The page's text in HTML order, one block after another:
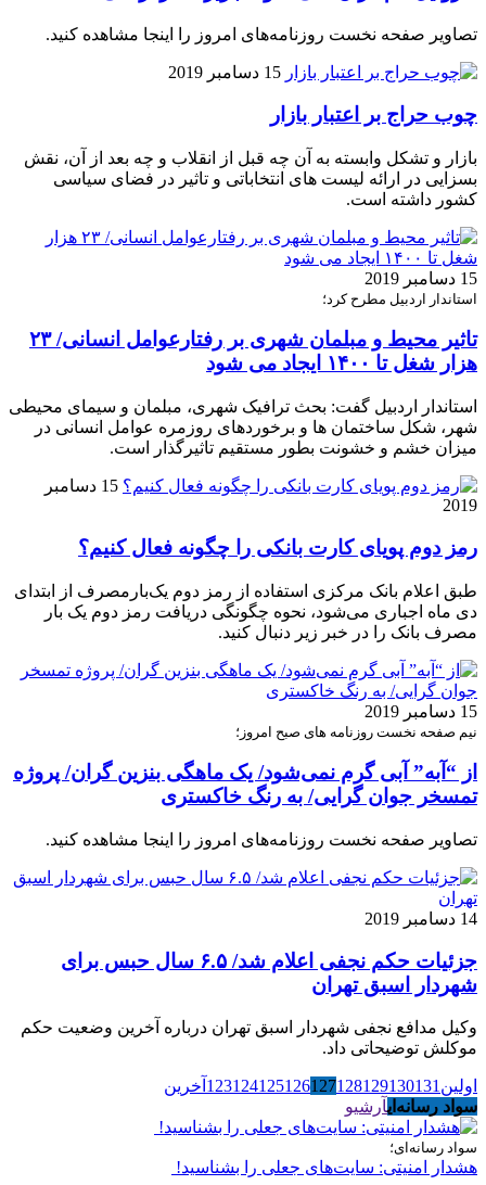
تصاویر صفحه نخست روزنامه‌های امروز را اینجا مشاهده کنید.
15 دسامبر 2019
چوب حراج بر اعتبار بازار
بازار و تشکل وابسته به آن چه قبل از انقلاب و چه بعد از آن، نقش
بسزایی در ارائه لیست های انتخاباتی و تاثیر در فضای سیاسی
کشور داشته است.
15 دسامبر 2019
استاندار اردبیل مطرح کرد؛
تاثیر محیط و مبلمان شهری بر رفتارعوامل انسانی/ ۲۳
هزار شغل تا ۱۴۰۰ ایجاد می شود
استاندار اردبیل گفت: بحث ترافیک شهری، مبلمان و سیمای محیطی
شهر، شکل ساختمان ها و برخوردهای روزمره عوامل انسانی در
میزان خشم و خشونت بطور مستقیم تاثیرگذار است.
15 دسامبر
2019
رمز دوم پویای کارت بانکی را چگونه فعال کنیم؟
طبق اعلام بانک مرکزی استفاده از رمز دوم یک‌بارمصرف از ابتدای
دی ماه اجباری می‌شود، نحوه چگونگی دریافت رمز دوم یک بار
مصرف بانک را در خبر زیر دنبال کنید.
15 دسامبر 2019
نیم صفحه نخست روزنامه های صبح امروز؛
از “آبه” آبی گرم نمی‌شود/ یک ماهگی بنزین گران/ پروژه
تمسخر جوان گرایی/ به رنگ خاکستری
تصاویر صفحه نخست روزنامه‌های امروز را اینجا مشاهده کنید.
14 دسامبر 2019
جزئیات حکم نجفی اعلام شد/ ۶.۵ سال حبس برای
شهردار اسبق تهران
وکیل مدافع نجفی شهردار اسبق تهران درباره آخرین وضعیت حکم
موکلش توضیحاتی داد.
اولین 123124125126127128129130131
آخرین
سواد رسانه‌ایآرشیو
سواد رسانه‌ای؛
هشدار امنیتی: سایت‌های جعلی را بشناسید!